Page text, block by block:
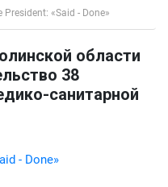
«Said - Done»
области
38
санитарной
- Done»